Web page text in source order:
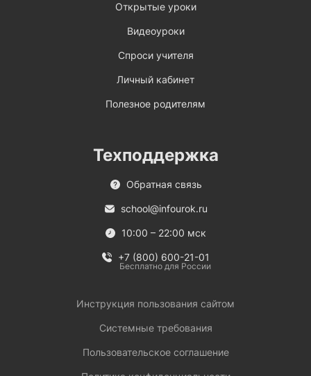
Открытые уроки
Видеоуроки
Спроси учителя
Личный кабинет
Полезное родителям
Техподдержка
Обратная связь
school@infourok.ru
10:00 – 22:00 мск
+7 (800) 600-21-01
Бесплатно для России
Инструкция пользования сайтом
Системные требования
Пользовательское соглашение